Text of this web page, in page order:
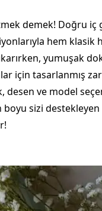
demek! Doğru iç
hem klasik
yumuşak
için tasarlanmış
ve model
sizi